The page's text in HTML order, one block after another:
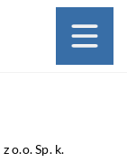
o.o. Sp. k.